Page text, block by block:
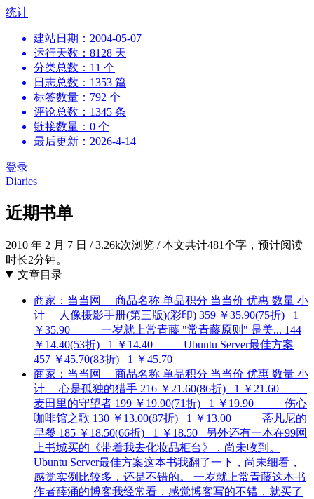
跳
统计
建站日期：2004-05-07
运行天数：8128 天
分类总数：11 个
日志总数：1353 篇
标签数量：792 个
评论总数：1345 条
链接数量：0 个
最后更新：2026-4-14
登录
Diaries
近期书单
2010 年 2 月 7 日 /3.26k次浏览 /本文共计481个字，预计阅读
时长2分钟。
文章目录
商家：当当网 商品名称 单品积分 当当价 优惠 数量 小
计 人像摄影手册(第三版)(彩印) 359 ￥35.90(75折) 1
￥35.90 一岁就上常青藤 "常青藤原则" 是美... 144
￥14.40(53折) 1 ￥14.40 Ubuntu Server最佳方案
457 ￥45.70(83折) 1 ￥45.70
商家：当当网 商品名称 单品积分 当当价 优惠 数量 小
计 心是孤独的猎手 216 ￥21.60(86折) 1 ￥21.60
麦田里的守望者 199 ￥19.90(71折) 1 ￥19.90 伤心
咖啡馆之歌 130 ￥13.00(87折) 1 ￥13.00 蒂凡尼的
早餐 185 ￥18.50(66折) 1 ￥18.50 另外还有一本在99网
上书城买的《带着我去化妆品柜台》，尚未收到。
Ubuntu Server最佳方案这本书我翻了一下，尚未细看，
感觉实例比较多，还是不错的。 一岁就上常青藤这本书
作者薛涌的博客我经常看，感觉博客写的不错，就买了